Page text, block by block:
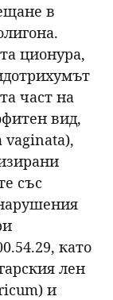
в
ционура,
част на
вид,
vaginata),
със
като
лен
и